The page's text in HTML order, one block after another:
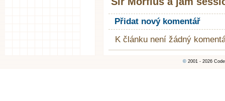
Přidat nový komentář
K článku není žádný
© 2001 - 2026